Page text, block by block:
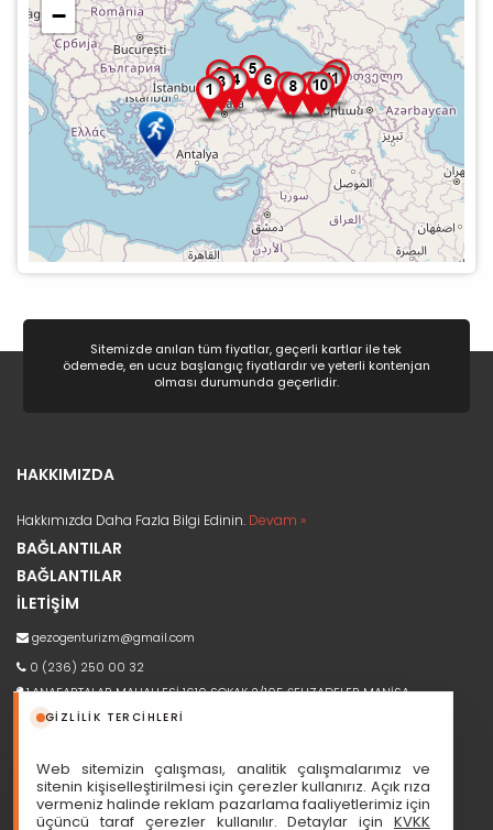
GIZLILIK TERCIHLERI
Web sitemizin çalışması, analitik çalışmalarımız ve
sitenin kişiselleştirilmesi için çerezler kullanırız. Açık rıza
vermeniz halinde reklam pazarlama faaliyetlerimiz için
üçüncü taraf çerezler kullanılır. Detaylar için KVKK
−
Sitemizde anılan tüm fiyatlar, geçerli kartlar ile tek
ödemede, en ucuz başlangıç fiyatlardır ve yeterli kontenjan
olması durumunda geçerlidir.
HAKKIMIZDA
Hakkımızda Daha Fazla Bilgi Edinin. Devam »
BAĞLANTILAR
BAĞLANTILAR
İLETİŞİM
gezogenturizm@gmail.com
0 (236) 250 00 32
1.ANAFARTALAR MAHALLESİ 1610 SOKAK 2/105 ŞEHZADELER MANİSA
A-13090